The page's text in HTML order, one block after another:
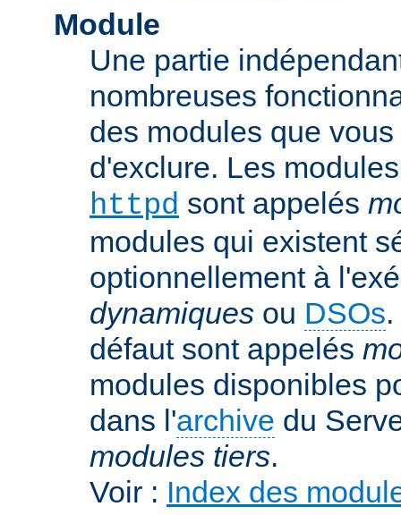
Module
Une partie
nombreuses
des modules que
d'exclure. Les
httpd sont appelés
modules qui existent
optionnellement à
dynamiques ou DSOs
défaut sont appelés
modules disponibles
dans l'archive du
modules tiers.
Voir : Index des